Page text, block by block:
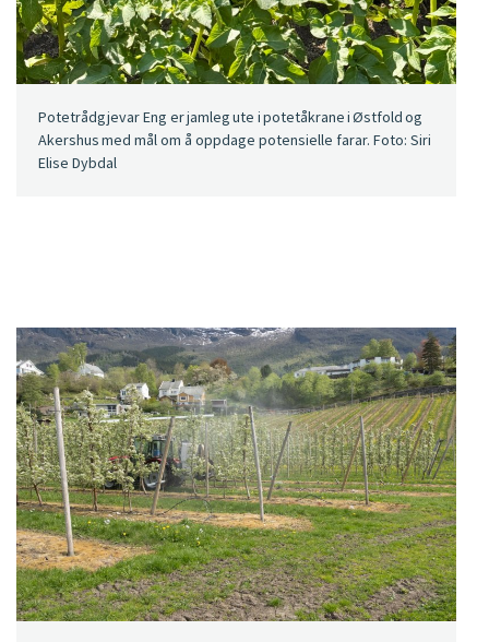
Potetrådgjevar Eng er jamleg ute i potetåkrane i Østfold og
Akershus med mål om å oppdage potensielle farar. Foto: Siri
Elise Dybdal